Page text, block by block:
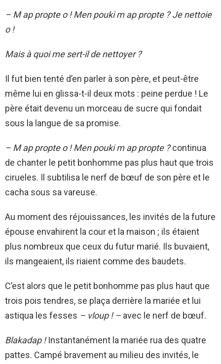
– M ap propte o ! Men pouki m ap propte ? Je nettoie
o !
Mais à quoi me sert-il de nettoyer ?
Il fut bien tenté d’en parler à son père, et peut-être
même lui en glissa-t-il deux mots : peine perdue ! Le
père était devenu un morceau de sucre qui fondait
sous la langue de sa promise.
– M ap propte o ! Men pouki m ap propte ?continua
de chanter le petit bonhomme pas plus haut que trois
cirueles. Il subtilisa le nerf de bœuf de son père et le
cacha sous sa vareuse.
Au moment des réjouissances, les invités de la future
épouse envahirent la cour et la maison ; ils étaient
plus nombreux que ceux du futur marié. Ils buvaient,
ils mangeaient, ils riaient comme des baudets.
C’est alors que le petit bonhomme pas plus haut que
trois pois tendres, se plaça derrière la mariée et lui
astiqua les fesses – vloup ! – avec le nerf de bœuf.
Blakadap !Instantanément la mariée rua des quatre
pattes. Campé bravement au milieu des invités, le